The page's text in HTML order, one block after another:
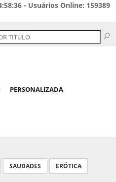
- Usuários Online: 159389
PERSONALIZADA
SAUDADES
ERÓTICA